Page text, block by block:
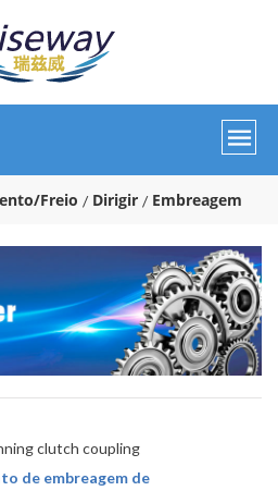
Freio Dirigir Embreagem
de embreagem de